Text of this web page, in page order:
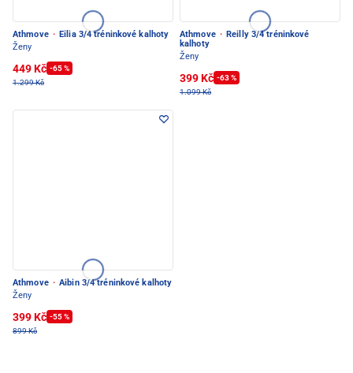
Athmove · Eilia 3/4 tréninkové kalhoty
Ženy
449 Kč -65 %
1.299 Kč
Athmove · Reilly 3/4 tréninkové
kalhoty
Ženy
399 Kč -63 %
1.099 Kč
Athmove · Aibin 3/4 tréninkové kalhoty
Ženy
399 Kč -55 %
899 Kč